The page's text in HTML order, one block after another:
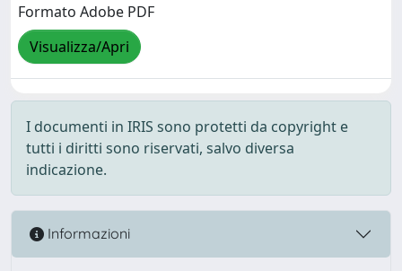
Formato Adobe PDF
Visualizza/Apri
I documenti in IRIS sono protetti da copyright e
tutti i diritti sono riservati, salvo diversa
indicazione.
Informazioni